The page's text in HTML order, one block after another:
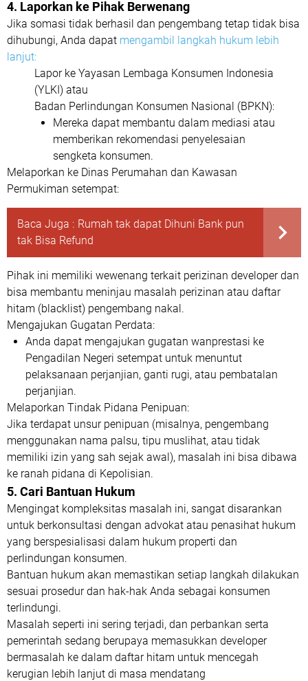
4. Laporkan ke Pihak Berwenang
Jika somasi tidak berhasil dan pengembang tetap tidak bisa
dihubungi, Anda dapat mengambil langkah hukum lebih
lanjut:
Lapor ke Yayasan Lembaga Konsumen Indonesia
(YLKI) atau
Badan Perlindungan Konsumen Nasional (BPKN):
Mereka dapat membantu dalam mediasi atau
memberikan rekomendasi penyelesaian
sengketa konsumen.
Melaporkan ke Dinas Perumahan dan Kawasan
Permukiman setempat:
Baca Juga : Rumah tak dapat Dihuni Bank pun
tak Bisa Refund
Pihak ini memiliki wewenang terkait perizinan developer dan
bisa membantu meninjau masalah perizinan atau daftar
hitam (blacklist) pengembang nakal.
Mengajukan Gugatan Perdata:
Anda dapat mengajukan gugatan wanprestasi ke
Pengadilan Negeri setempat untuk menuntut
pelaksanaan perjanjian, ganti rugi, atau pembatalan
perjanjian.
Melaporkan Tindak Pidana Penipuan:
Jika terdapat unsur penipuan (misalnya, pengembang
menggunakan nama palsu, tipu muslihat, atau tidak
memiliki izin yang sah sejak awal), masalah ini bisa dibawa
ke ranah pidana di Kepolisian.
5. Cari Bantuan Hukum
Mengingat kompleksitas masalah ini, sangat disarankan
untuk berkonsultasi dengan advokat atau penasihat hukum
yang berspesialisasi dalam hukum properti dan
perlindungan konsumen.
Bantuan hukum akan memastikan setiap langkah dilakukan
sesuai prosedur dan hak-hak Anda sebagai konsumen
terlindungi.
Masalah seperti ini sering terjadi, dan perbankan serta
pemerintah sedang berupaya memasukkan developer
bermasalah ke dalam daftar hitam untuk mencegah
kerugian lebih lanjut di masa mendatang